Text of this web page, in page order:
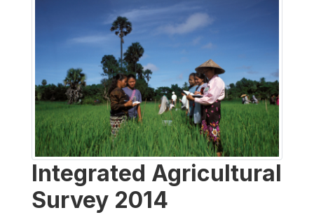
Integrated Agricultural
Survey 2014